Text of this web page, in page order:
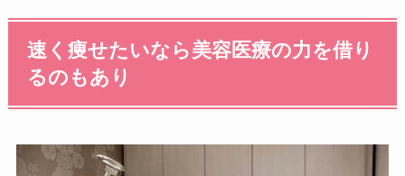
速く痩せたいなら美容医療の力を借り
るのもあり